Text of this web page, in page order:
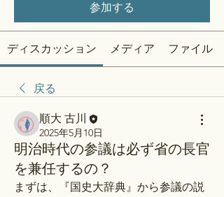
参加する
ディスカッション メディア ファイル
戻る
順大 古川
2025年5月10日
明治時代の参議は必ず省の長官
を兼任するの？
まずは、『国史大辞典』から参議の説